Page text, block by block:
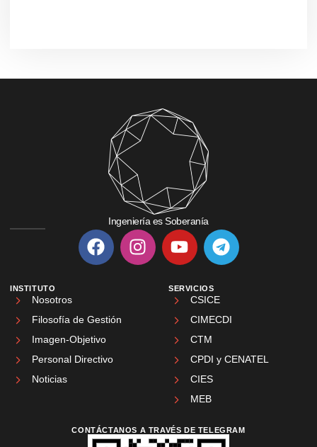
Ingeniería es Soberanía
INSTITUTO
Nosotros
Filosofía de Gestión
Imagen-Objetivo
Personal Directivo
Noticias
SERVICIOS
CSICE
CIMECDI
CTM
CPDI y CENATEL
CIES
MEB
CONTÁCTANOS A TRAVÉS DE TELEGRAM